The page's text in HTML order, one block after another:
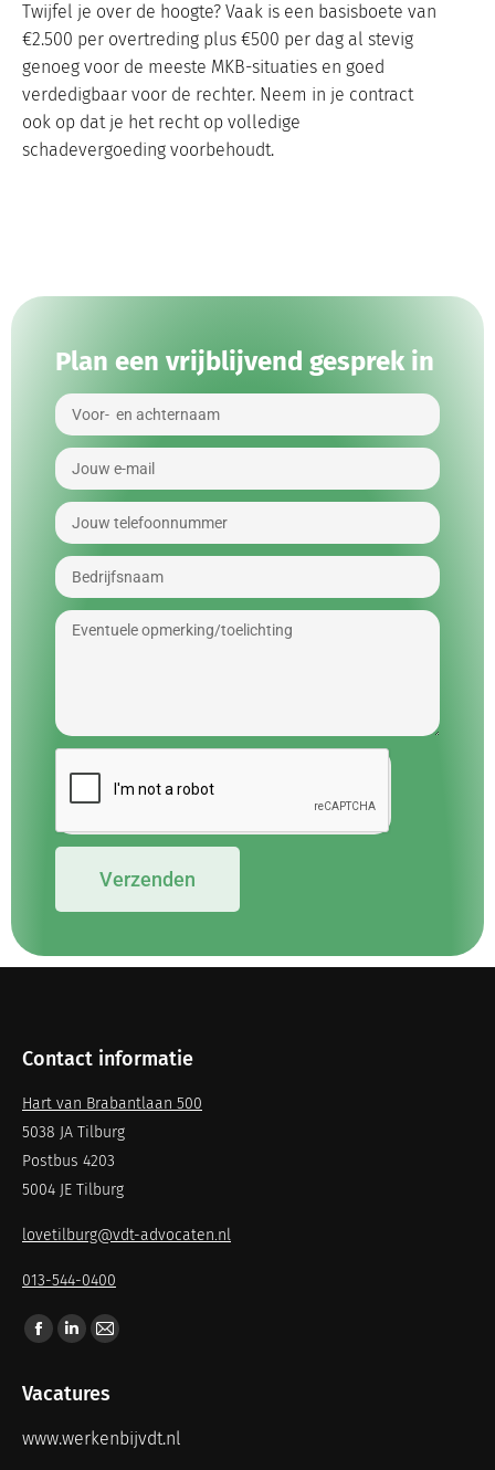
Twijfel je over de hoogte? Vaak is een basisboete van
€2.500 per overtreding plus €500 per dag al stevig
genoeg voor de meeste MKB-situaties en goed
verdedigbaar voor de rechter. Neem in je contract
ook op dat je het recht op volledige
schadevergoeding voorbehoudt.
Plan een vrijblijvend gesprek in
Verzenden
Contact informatie
Hart van Brabantlaan 500
5038 JA Tilburg
Postbus 4203
5004 JE Tilburg
lovetilburg@vdt-advocaten.nl
013-544-0400
Vind ons op:
Vacatures
www.werkenbijvdt.nl